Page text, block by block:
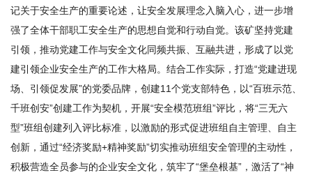
记关于安全生产的重要论述，让安全发展理念入脑入心，进一步增
强了全体干部职工安全生产的思想自觉和行动自觉。该矿坚持党建
引领，推动党建工作与安全文化同频共振、互融共进，形成了以党
建引领企业安全生产的工作大格局。结合工作实际，打造“党建进现
场、引领促发展”的党委品牌，创建11个党支部特色，以“百班示范、
千班创安”创建工作为契机，开展“安全模范班组”评比，将“三无六
型”班组创建列入评比标准，以激励的形式促进班组自主管理、自主
创新，通过“经济奖励+精神奖励”切实推动班组安全管理的主动性，
积极营造全员参与的企业安全文化，筑牢了“堡垒根基”，激活了“神